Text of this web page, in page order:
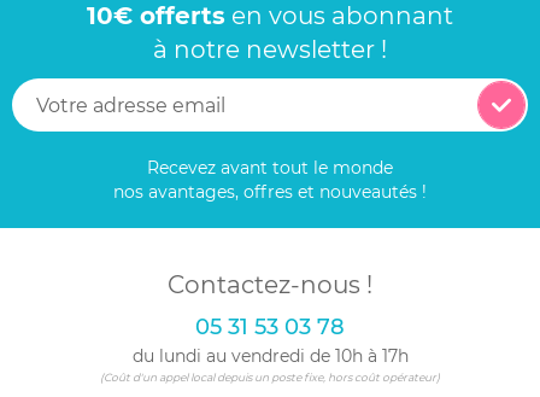
10€ offerts en vous abonnant
à notre newsletter !
Recevez avant tout le monde
nos avantages, offres et nouveautés !
Contactez-nous !
05 31 53 03 78
du lundi au vendredi de 10h à 17h
(Coût d'un appel local depuis un poste fixe, hors coût opérateur)